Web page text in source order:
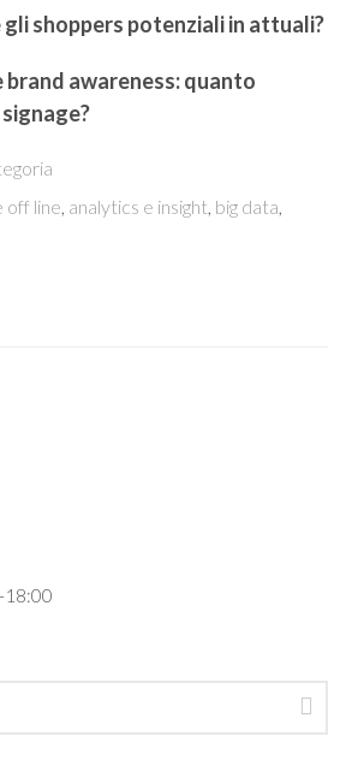
shoppers potenziali in attuali?
awareness: quanto
off line analytics e insight big data
18:00